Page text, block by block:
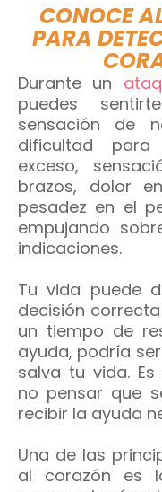
CONOCE
PARA
Durante un
puedes
sensación de
dificultad para
exceso,
brazos, dolor
pesadez en el
empujando
indicaciones.
Tu vida puede
decisión
un tiempo de
ayuda, podría
salva tu vida.
no pensar que
recibir la ayuda
Una de las
al corazón es